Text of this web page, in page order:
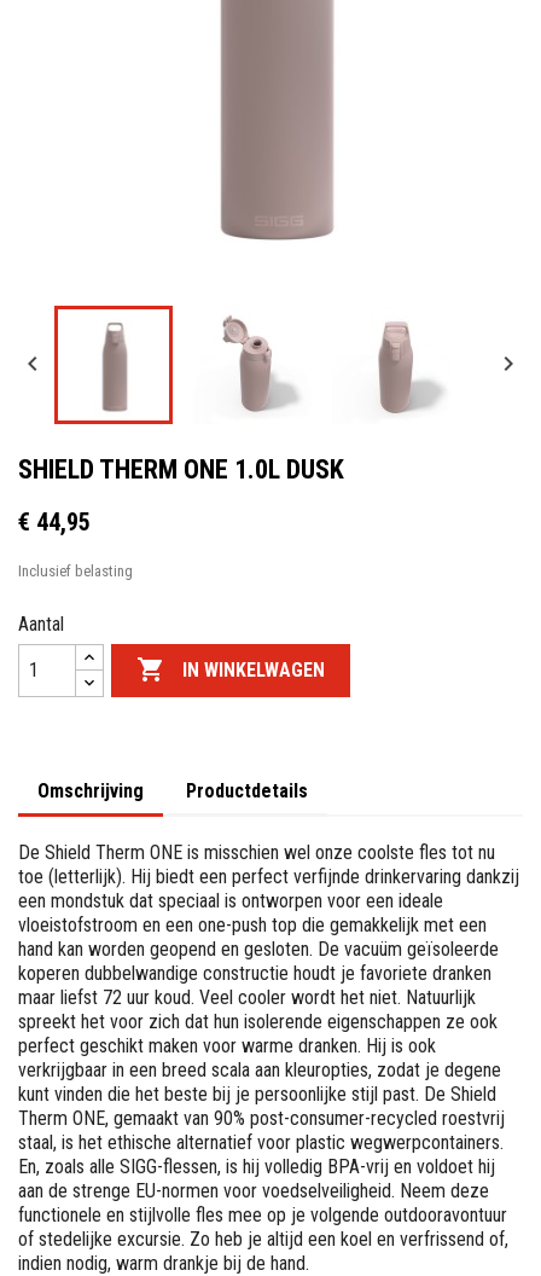
 
SHIELD THERM ONE 1.0L DUSK
€ 44,95
Inclusief belasting
Aantal
 IN WINKELWAGEN
Omschrijving Productdetails
De Shield Therm ONE is misschien wel onze coolste fles tot nu
toe (letterlijk). Hij biedt een perfect verfijnde drinkervaring dankzij
een mondstuk dat speciaal is ontworpen voor een ideale
vloeistofstroom en een one-push top die gemakkelijk met een
hand kan worden geopend en gesloten. De vacuüm geïsoleerde
koperen dubbelwandige constructie houdt je favoriete dranken
maar liefst 72 uur koud. Veel cooler wordt het niet. Natuurlijk
spreekt het voor zich dat hun isolerende eigenschappen ze ook
perfect geschikt maken voor warme dranken. Hij is ook
verkrijgbaar in een breed scala aan kleuropties, zodat je degene
kunt vinden die het beste bij je persoonlijke stijl past. De Shield
Therm ONE, gemaakt van 90% post-consumer-recycled roestvrij
staal, is het ethische alternatief voor plastic wegwerpcontainers.
En, zoals alle SIGG-flessen, is hij volledig BPA-vrij en voldoet hij
aan de strenge EU-normen voor voedselveiligheid. Neem deze
functionele en stijlvolle fles mee op je volgende outdooravontuur
of stedelijke excursie. Zo heb je altijd een koel en verfrissend of,
indien nodig, warm drankje bij de hand.